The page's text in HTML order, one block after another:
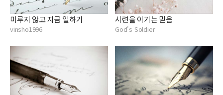
미루지 않고 지금 일하기
vinsho1996
시련을 이기는 믿음
God's Soldier